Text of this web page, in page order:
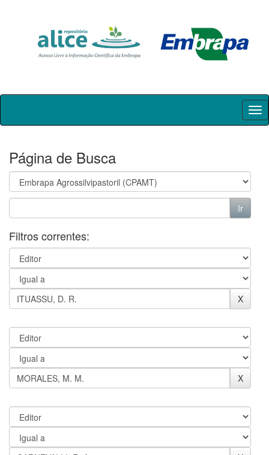
Skip
Página de Busca
Filtros correntes: